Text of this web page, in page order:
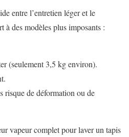
entre l’entretien léger et le
à des modèles plus imposants :
(seulement 3,5 kg environ).
risque de déformation ou de
vapeur complet pour laver un tapis